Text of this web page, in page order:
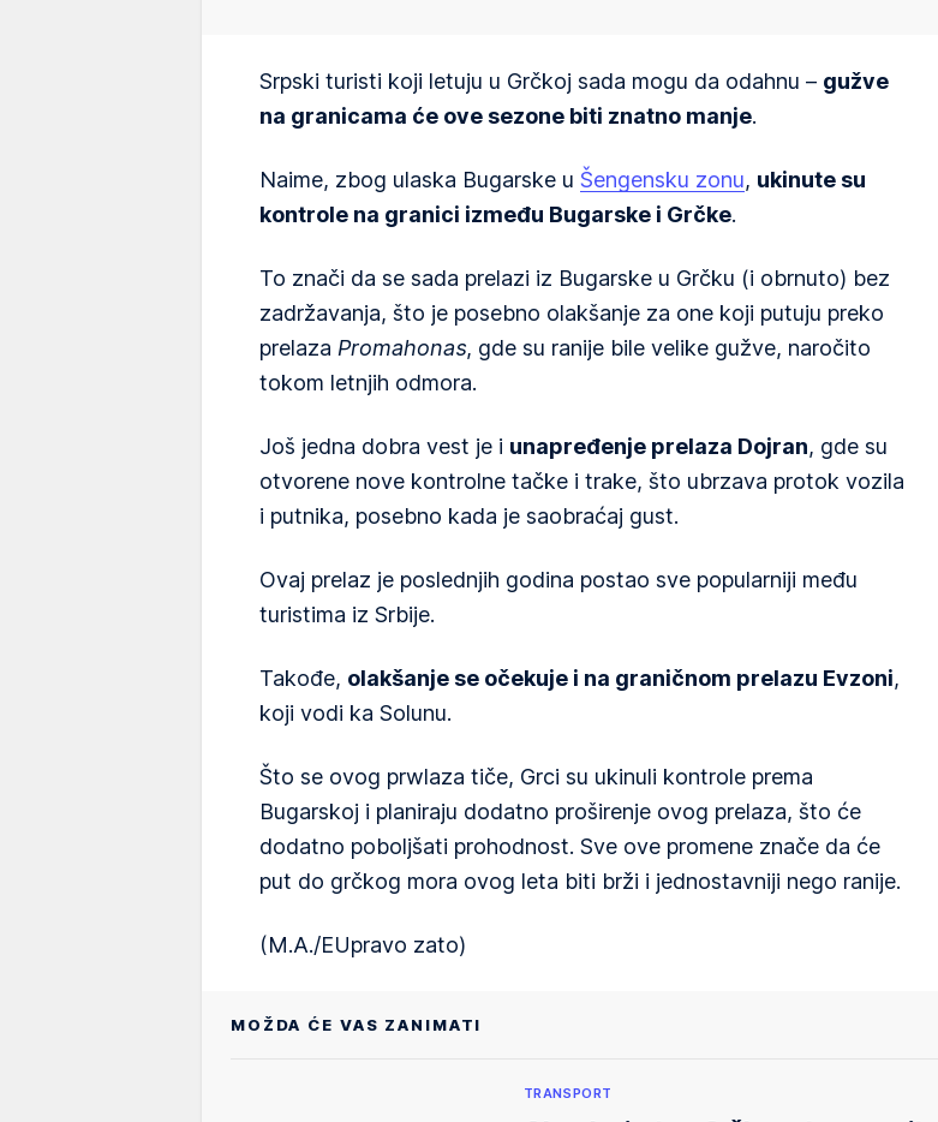
Srpski turisti koji letuju u Grčkoj sada mogu da odahnu – gužve
na granicama će ove sezone biti znatno manje.
Naime, zbog ulaska Bugarske u Šengensku zonu, ukinute su
kontrole na granici između Bugarske i Grčke.
To znači da se sada prelazi iz Bugarske u Grčku (i obrnuto) bez
zadržavanja, što je posebno olakšanje za one koji putuju preko
prelaza Promahonas, gde su ranije bile velike gužve, naročito
tokom letnjih odmora.
Još jedna dobra vest je i unapređenje prelaza Dojran, gde su
otvorene nove kontrolne tačke i trake, što ubrzava protok vozila
i putnika, posebno kada je saobraćaj gust.
Ovaj prelaz je poslednjih godina postao sve popularniji među
turistima iz Srbije.
Takođe, olakšanje se očekuje i na graničnom prelazu Evzoni,
koji vodi ka Solunu.
Što se ovog prwlaza tiče, Grci su ukinuli kontrole prema
Bugarskoj i planiraju dodatno proširenje ovog prelaza, što će
dodatno poboljšati prohodnost. Sve ove promene znače da će
put do grčkog mora ovog leta biti brži i jednostavniji nego ranije.
(M.A./EUpravo zato)
MOŽDA ĆE VAS ZANIMATI
TRANSPORT